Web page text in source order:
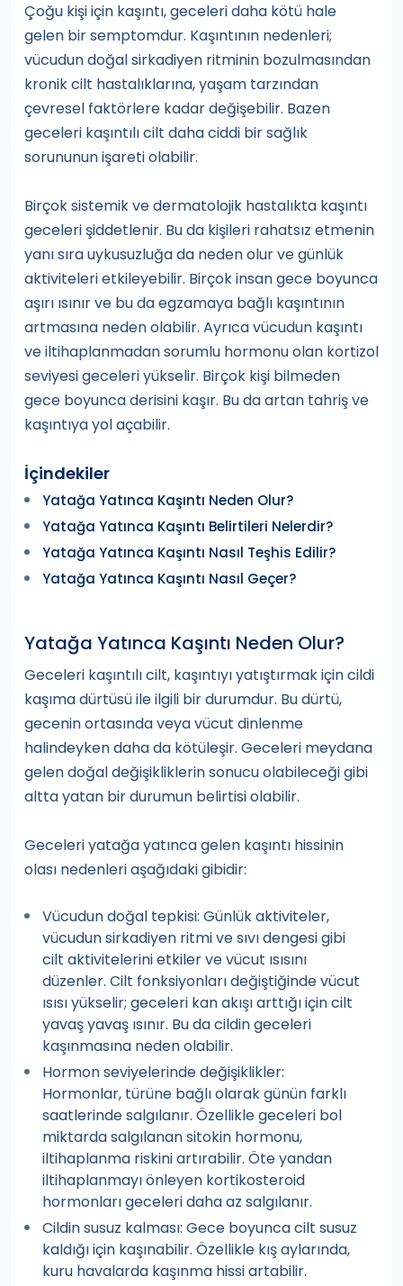
Çoğu kişi için kaşıntı, geceleri daha kötü hale
gelen bir semptomdur. Kaşıntının nedenleri;
vücudun doğal sirkadiyen ritminin bozulmasından
kronik cilt hastalıklarına, yaşam tarzından
çevresel faktörlere kadar değişebilir. Bazen
geceleri kaşıntılı cilt daha ciddi bir sağlık
sorununun işareti olabilir.
Birçok sistemik ve dermatolojik hastalıkta kaşıntı
geceleri şiddetlenir. Bu da kişileri rahatsız etmenin
yanı sıra uykusuzluğa da neden olur ve günlük
aktiviteleri etkileyebilir. Birçok insan gece boyunca
aşırı ısınır ve bu da egzamaya bağlı kaşıntının
artmasına neden olabilir. Ayrıca vücudun kaşıntı
ve iltihaplanmadan sorumlu hormonu olan kortizol
seviyesi geceleri yükselir. Birçok kişi bilmeden
gece boyunca derisini kaşır. Bu da artan tahriş ve
kaşıntıya yol açabilir.
İçindekiler
Yatağa Yatınca Kaşıntı Neden Olur?
Yatağa Yatınca Kaşıntı Belirtileri Nelerdir?
Yatağa Yatınca Kaşıntı Nasıl Teşhis Edilir?
Yatağa Yatınca Kaşıntı Nasıl Geçer?
Yatağa Yatınca Kaşıntı Neden Olur?
Geceleri kaşıntılı cilt, kaşıntıyı yatıştırmak için cildi
kaşıma dürtüsü ile ilgili bir durumdur. Bu dürtü,
gecenin ortasında veya vücut dinlenme
halindeyken daha da kötüleşir. Geceleri meydana
gelen doğal değişikliklerin sonucu olabileceği gibi
altta yatan bir durumun belirtisi olabilir.
Geceleri yatağa yatınca gelen kaşıntı hissinin
olası nedenleri aşağıdaki gibidir:
Vücudun doğal tepkisi: Günlük aktiviteler,
vücudun sirkadiyen ritmi ve sıvı dengesi gibi
cilt aktivitelerini etkiler ve vücut ısısını
düzenler. Cilt fonksiyonları değiştiğinde vücut
ısısı yükselir; geceleri kan akışı arttığı için cilt
yavaş yavaş ısınır. Bu da cildin geceleri
kaşınmasına neden olabilir.
Hormon seviyelerinde değişiklikler:
Hormonlar, türüne bağlı olarak günün farklı
saatlerinde salgılanır. Özellikle geceleri bol
miktarda salgılanan sitokin hormonu,
iltihaplanma riskini artırabilir. Öte yandan
iltihaplanmayı önleyen kortikosteroid
hormonları geceleri daha az salgılanır.
Cildin susuz kalması: Gece boyunca cilt susuz
kaldığı için kaşınabilir. Özellikle kış aylarında,
kuru havalarda kaşınma hissi artabilir.